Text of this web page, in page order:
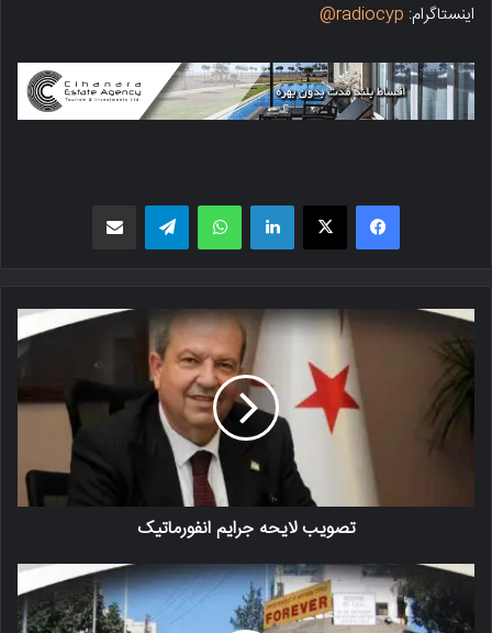
اینستاگرام: radiocyp@
فیسبوک X لینکدین واتس اپ تلگرام
تصویب لایحه جرایم انفورماتیک